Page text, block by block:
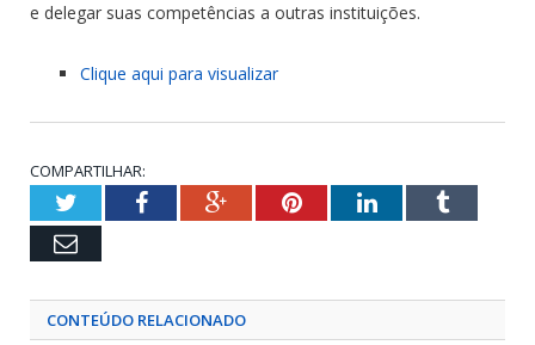
e delegar suas competências a outras instituições.
Clique aqui para visualizar
COMPARTILHAR:
TwitterFacebookGoogle+PinterestLinkedInTumblr
Email
CONTEÚDO RELACIONADO